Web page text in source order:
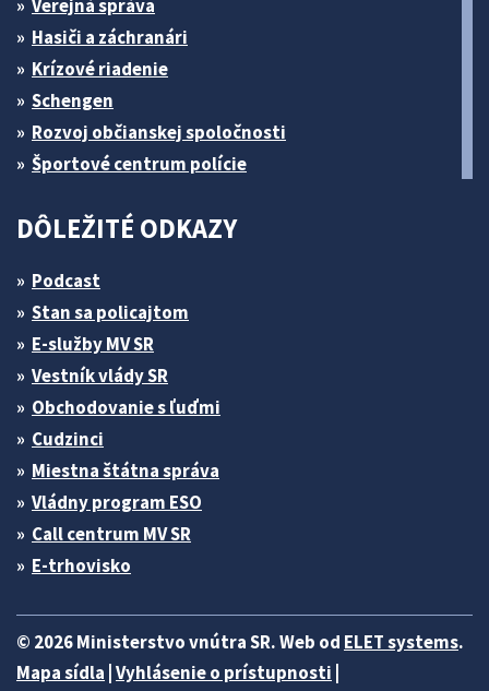
Verejná správa
Hasiči a záchranári
Krízové riadenie
Schengen
Rozvoj občianskej spoločnosti
Športové centrum polície
DÔLEŽITÉ ODKAZY
Podcast
Stan sa policajtom
E-služby MV SR
Vestník vlády SR
Obchodovanie s ľuďmi
Cudzinci
Miestna štátna správa
Vládny program ESO
Call centrum MV SR
E-trhovisko
© 2026 Ministerstvo vnútra SR. Web od ELET systems.
Mapa sídla Vyhlásenie o prístupnosti